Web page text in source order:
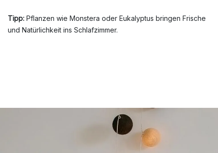
Tipp: Pflanzen wie Monstera oder Eukalyptus bringen Frische
und Natürlichkeit ins Schlafzimmer.